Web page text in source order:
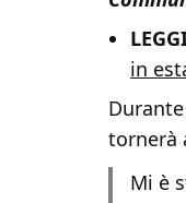
in
tornerà
Mi è